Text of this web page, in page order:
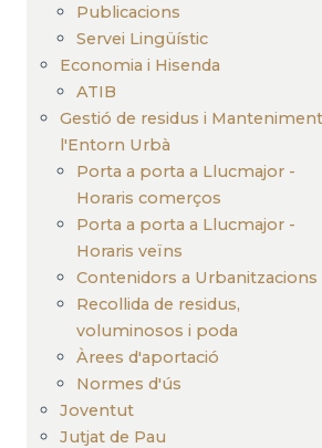
Publicacions
Servei Lingüístic
Economia i Hisenda
ATIB
Gestió de residus i
l'Entorn Urbà
Porta a porta a Llucmajor -
Horaris comerços
Porta a porta a Llucmajor -
Horaris veïns
Contenidors a Urbanitzacions
Recollida de residus,
voluminosos i poda
Àrees d'aportació
Normes d'ús
Joventut
Jutjat de Pau